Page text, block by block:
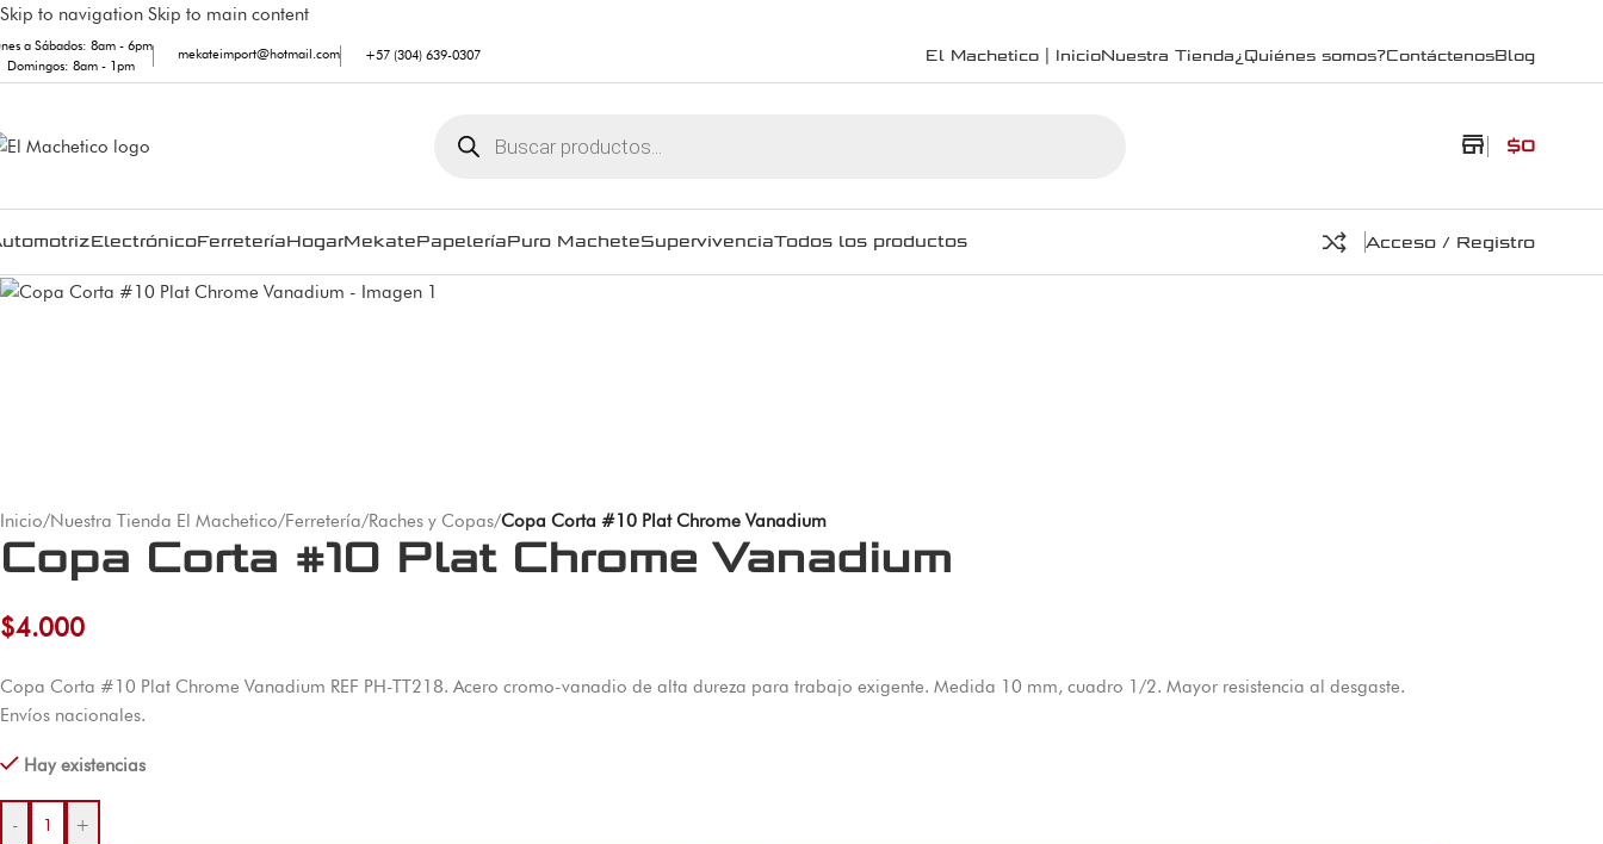
Skip to navigation Skip to main content
a Sábados: 8am - 6pm
Domingos: 8am - 1pm
mekateimport@hotmail.com +57 (304) 639-0307 El Machetico | InicioNuestra Tienda¿Quiénes somos?ContáctenosBlog
store $0
ElectrónicoFerreteríaHogarMekatePapeleríaPuro MacheteSupervivenciaTodos los productos Acceso / Registro
Inicio/Nuestra Tienda El Machetico/Ferretería/Raches y Copas/Copa Corta #10 Plat Chrome Vanadium
Copa Corta #10 Plat Chrome Vanadium
$4.000
Copa Corta #10 Plat Chrome Vanadium REF PH-TT218. Acero cromo-vanadio de alta dureza para trabajo exigente. Medida 10 mm, cuadro 1/2. Mayor resistencia al desgaste.
Envíos nacionales.
Hay existencias
- +